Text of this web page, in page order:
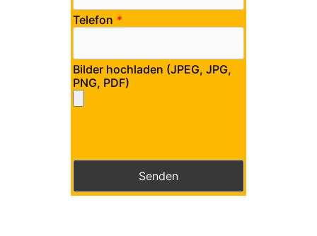
Telefon *
Bilder hochladen (JPEG, JPG,
PNG, PDF)
Bitte lasse dieses Feld leer.